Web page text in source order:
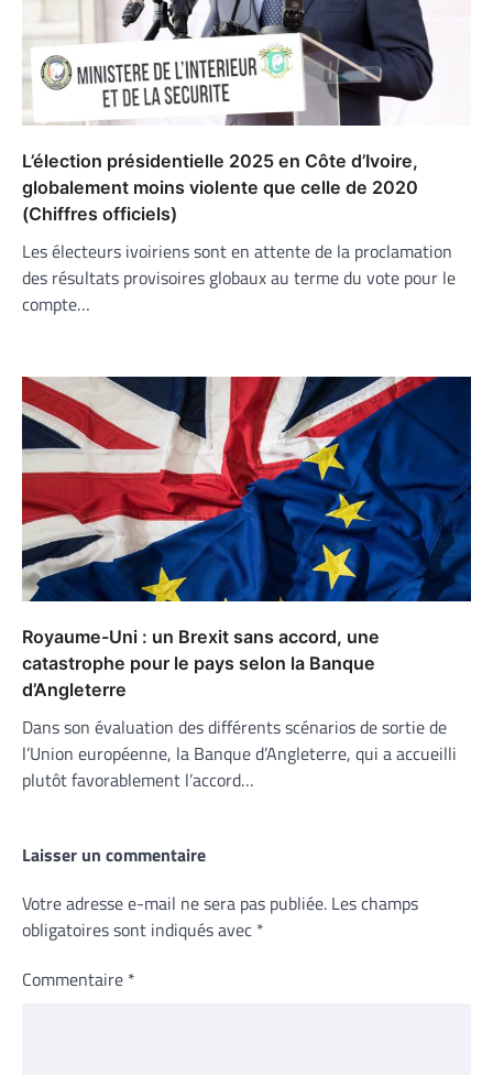
L’élection présidentielle 2025 en Côte d’Ivoire,
globalement moins violente que celle de 2020
(Chiffres officiels)
Les électeurs ivoiriens sont en attente de la proclamation
des résultats provisoires globaux au terme du vote pour le
compte…
Royaume-Uni : un Brexit sans accord, une
catastrophe pour le pays selon la Banque
d’Angleterre
Dans son évaluation des différents scénarios de sortie de
l’Union européenne, la Banque d’Angleterre, qui a accueilli
plutôt favorablement l’accord…
Laisser un commentaire
Votre adresse e-mail ne sera pas publiée. Les champs
obligatoires sont indiqués avec *
Commentaire *